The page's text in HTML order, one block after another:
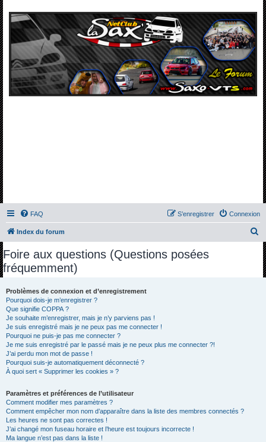
FAQ Connexion
S’enregistrer
Index du forum
Foire aux questions (Questions posées
fréquemment)
Problèmes de connexion et d’enregistrement
Pourquoi dois-je m’enregistrer ?
Que signifie COPPA ?
Je souhaite m’enregistrer, mais je n’y parviens pas !
Je suis enregistré mais je ne peux pas me connecter !
Pourquoi ne puis-je pas me connecter ?
Je me suis enregistré par le passé mais je ne peux plus me connecter ?!
J’ai perdu mon mot de passe !
Pourquoi suis-je automatiquement déconnecté ?
À quoi sert « Supprimer les cookies » ?
Paramètres et préférences de l’utilisateur
Comment modifier mes paramètres ?
Comment empêcher mon nom d’apparaître dans la liste des membres connectés ?
Les heures ne sont pas correctes !
J’ai changé mon fuseau horaire et l’heure est toujours incorrecte !
Ma langue n’est pas dans la liste !